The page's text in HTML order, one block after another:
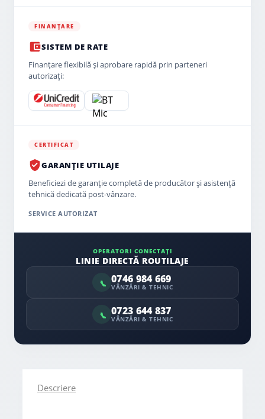
FINANȚARE
SISTEM DE RATE
Finanțare flexibilă și aprobare rapidă prin parteneri
autorizați:
CERTIFICAT
GARANȚIE UTILAJE
Beneficiezi de garanție completă de producător și asistență
tehnică dedicată post-vânzare.
SERVICE AUTORIZAT
OPERATORI CONECTAȚI
LINIE DIRECTĂ ROUTILAJE
0746 984 669
VÂNZĂRI & TEHNIC
0723 644 837
VÂNZĂRI & TEHNIC
Descriere